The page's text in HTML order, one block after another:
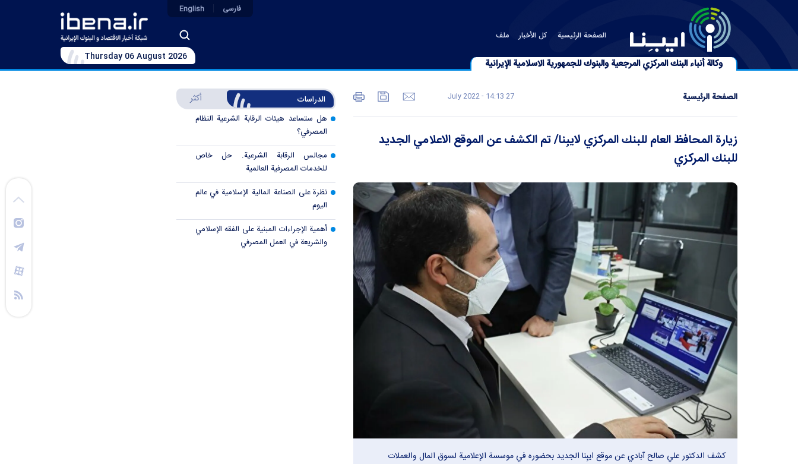
وكالة أنباء البنك المركزي المرجعية والبنوك للجمهورية الاسلامية الإيرانية
الصفحة الرئیسیة كل الأخبار ملف
فارسی English
Thursday 06 August 2026
الصفحة الرئیسیة 27 July 2022 - 14:13
زيارة المحافظ العام للبنك المركزي لايبِنا/ تم الكشف عن الموقع الاعلامي الجديد
للبنك المركزي
كشف الدكتور علي صالح آبادي عن موقع ايبِنا الجديد بحضوره في موسسة الإعلامية لسوق المال والعملات
الدراسات أكثر
هل ستساعد هيئات الرقابة الشرعية النظام
المصرفي؟
مجالس الرقابة الشرعية. حل خاص
للخدمات المصرفية العالمية
نظرة على الصناعة المالية الإسلامية في عالم
اليوم
أهمية الإجراءات المبنية على الفقه الإسلامي
والشريعة في العمل المصرفي